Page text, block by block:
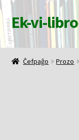
Pretersalti
al
navigado
Iri
rekte
al
la
enhavo
Ek-vi-libro
Ĉefpaĝo
Ĉefpaĝo Prozo